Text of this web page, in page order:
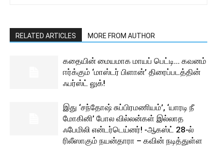
RELATED ARTICLES MORE FROM AUTHOR
கதையின் மையமாக மாயப் பெட்டி… கவனம்
ஈர்க்கும் ‘மாஸ்டர் பிளான்’ திரைப்படத்தின்
ஃபர்ஸ்ட் லுக்!
இது ‘சந்தோஷ் சுப்பிரமணியம்’, ‘யாரடி நீ
மோகினி’ போல வில்லன்கள் இல்லாத
ஃபேமிலி என்டர்டெய்னர்! -ஆகஸ்ட் 28-ல்
ரிலீஸாகும் நயன்தாரா – கவின் நடித்துள்ள